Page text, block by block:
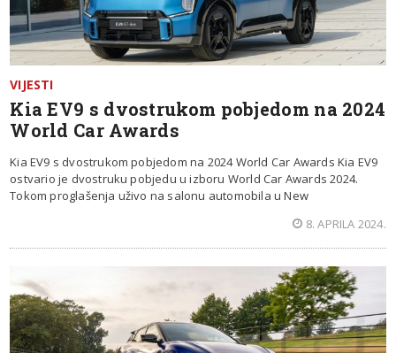
VIJESTI
Kia EV9 s dvostrukom pobjedom na 2024
World Car Awards
Kia EV9 s dvostrukom pobjedom na 2024 World Car Awards Kia EV9
ostvario je dvostruku pobjedu u izboru World Car Awards 2024.
Tokom proglašenja uživo na salonu automobila u New
8. APRILA 2024.